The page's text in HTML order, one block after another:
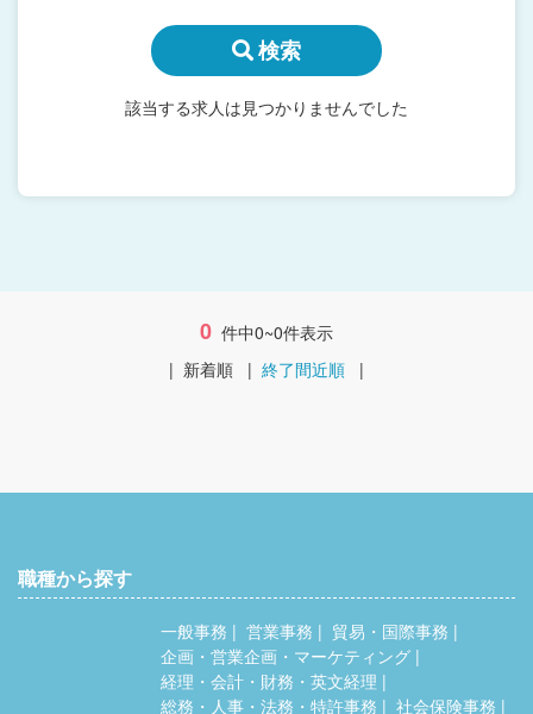
検索
該当する求人は見つかりませんでした
0 件中0~0件表示
| 新着順 | 終了間近順 |
職種から探す
一般事務 営業事務
貿易・国際事務
企画・営業企画・マーケティング
経理・会計・財務・英文経理
総務・人事・法務・特許事務
社会保険事務